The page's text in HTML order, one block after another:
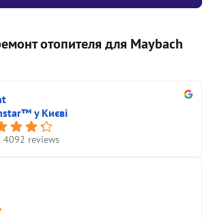
отопителя для Maybach
у Києві
4092 reviews